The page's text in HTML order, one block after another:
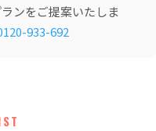
ンをご提案いたしま
933-692